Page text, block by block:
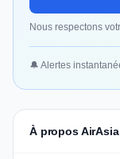
Nous respectons
🔔 Alertes
À propos AirAsia